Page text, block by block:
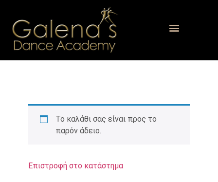
Το καλάθι σας είναι προς το
παρόν άδειο.
Επιστροφή στο κατάστημα